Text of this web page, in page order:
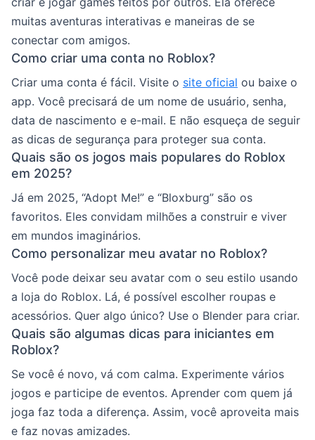
muitas aventuras interativas e maneiras de se
conectar com amigos.
Como criar uma conta no Roblox?
Criar uma conta é fácil. Visite o site oficial ou baixe o
app. Você precisará de um nome de usuário, senha,
data de nascimento e e-mail. E não esqueça de seguir
as dicas de segurança para proteger sua conta.
Quais são os jogos mais populares do Roblox
em 2025?
Já em 2025, “Adopt Me!” e “Bloxburg” são os
favoritos. Eles convidam milhões a construir e viver
em mundos imaginários.
Como personalizar meu avatar no Roblox?
Você pode deixar seu avatar com o seu estilo usando
a loja do Roblox. Lá, é possível escolher roupas e
acessórios. Quer algo único? Use o Blender para criar.
Quais são algumas dicas para iniciantes em
Roblox?
Se você é novo, vá com calma. Experimente vários
jogos e participe de eventos. Aprender com quem já
joga faz toda a diferença. Assim, você aproveita mais
e faz novas amizades.